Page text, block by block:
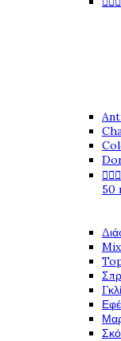

50